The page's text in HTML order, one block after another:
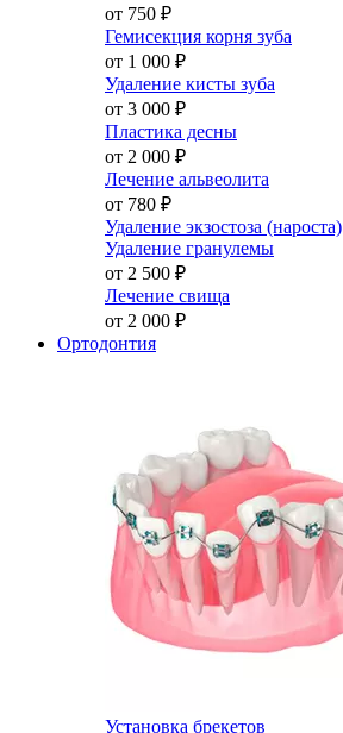
от 750 ₽
Гемисекция корня зуба
от 1 000 ₽
Удаление кисты зуба
от 3 000 ₽
Пластика десны
от 2 000 ₽
Лечение альвеолита
от 780 ₽
Удаление экзостоза (нароста)
Удаление гранулемы
от 2 500 ₽
Лечение свища
от 2 000 ₽
Ортодонтия
Установка брекетов